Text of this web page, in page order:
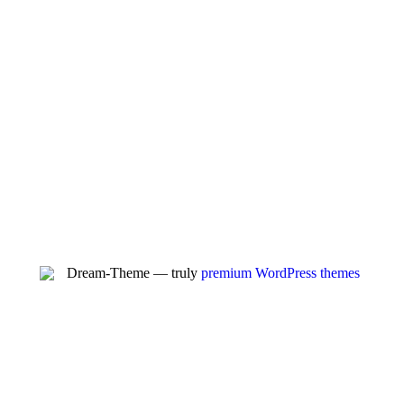
Dream-Theme — truly premium WordPress themes